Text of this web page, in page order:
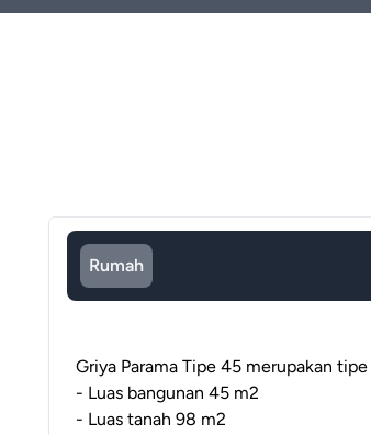
Rumah
Griya Parama Tipe 45 merupakan
- Luas bangunan 45 m2
- Luas tanah 98 m2